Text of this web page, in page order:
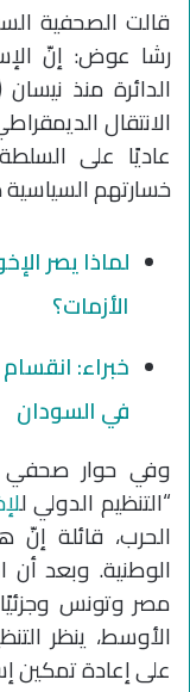
قالت الصحفية
رشا عوض: إنّ
الدائرة منذ
الانتقال
عاديًا على
خسارتهم السياسية
لماذا يصر
الأزمات؟
خبراء:
في السودان
وفي حوار
“التنظيم الدولي ل
الحرب، قائلة إنّ
الوطنية. وبعد
مصر وتونس
الأوسط، ينظر
على إعادة تمكين